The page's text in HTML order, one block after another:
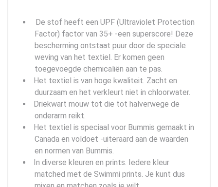
De stof heeft een UPF (Ultraviolet Protection
Factor) factor van 35+ -een superscore! Deze
bescherming ontstaat puur door de speciale
weving van het textiel. Er komen geen
toegevoegde chemicaliën aan te pas.
Het textiel is van hoge kwaliteit. Zacht en
duurzaam en het verkleurt niet in chloorwater.
Driekwart mouw tot die tot halverwege de
onderarm reikt.
Het textiel is speciaal voor Bummis gemaakt in
Canada en voldoet -uiteraard aan de waarden
en normen van Bummis.
In diverse kleuren en prints. Iedere kleur
matched met de Swimmi prints. Je kunt dus